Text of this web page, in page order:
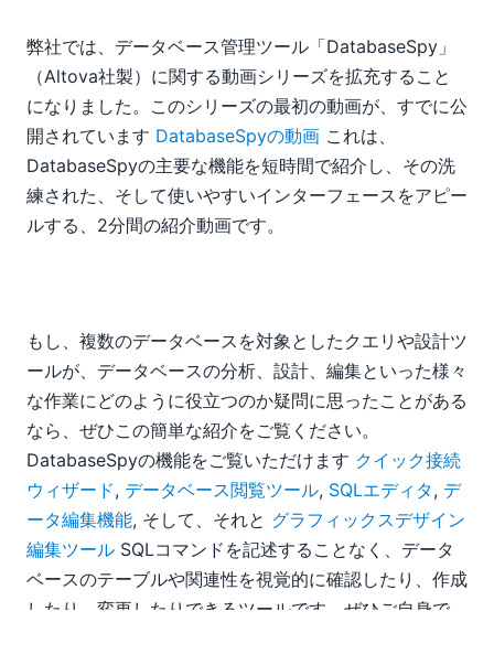
05
06
07
08
09
10
11
新デモ動画：DatabaseSpy 概要紹介
2007
弊社では、データベース管理ツール「DatabaseSpy」
（Altova社製）に関する動画シリーズを拡充すること
になりました。このシリーズの最初の動画が、すでに公
開されています DatabaseSpyの動画 これは、
DatabaseSpyの主要な機能を短時間で紹介し、その洗
練された、そして使いやすいインターフェースをアピー
ルする、2分間の紹介動画です。
もし、複数のデータベースを対象としたクエリや設計ツ
ールが、データベースの分析、設計、編集といった様々
な作業にどのように役立つのか疑問に思ったことがある
なら、ぜひこの簡単な紹介をご覧ください。
DatabaseSpyの機能をご覧いただけます クイック接続
ウィザード, データベース閲覧ツール, SQLエディタ, デ
ータ編集機能, そして、それと グラフィックスデザイン
編集ツール SQLコマンドを記述することなく、データ
ベースのテーブルや関連性を視覚的に確認したり、作成
したり、変更したりできるツールです。ぜひご自身で、